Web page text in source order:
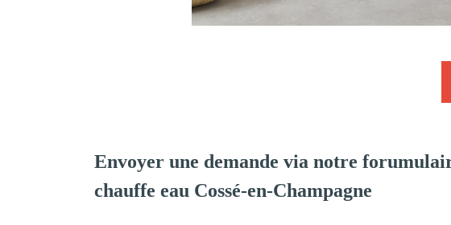
Envoyer une demande via notre
chauffe eau Cossé-en-Champagne